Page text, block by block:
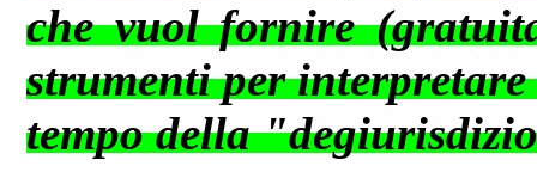
che vuol fornire
strumenti per
tempo della